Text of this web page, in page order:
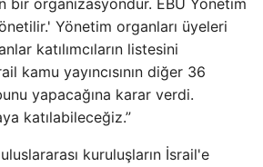
bir organizasyondur. EBU Yönetim
Yönetim organları üyeleri
katılımcıların listesini
kamu yayıncısının diğer 36
yapacağına karar verdi.
katılabileceğiz.”
kuruluşların İsrail'e